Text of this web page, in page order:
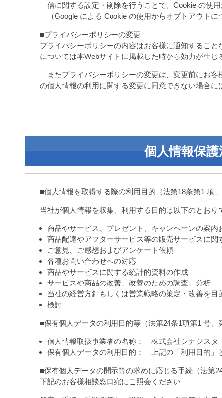
信に関する設定・削除を行うことで、Cookie の使
（Google による Cookie の使用からオプトアウト
■プライバシーポリシーの変更
プライバシーポリシーの内容はお客様に通知するこ
については本Webサイトに掲載した時から効力が生じ
またプライバシーポリシーの変更は、変更前にお客
の個人情報の利用に関する変更に同意できない場合
個人情報保
■個人情報を取得する際の利用目的（法第18条第1 項
当社が個人情報を収集、利用する目的は以下のとおり
商品やサービス、プレゼント、キャンペーンの案内
商品配達やアフターサービス等の販売サービスに関
ご意見、ご感想およびアンケート依頼
各種お問い合わせへの対応
商品やサービスに関する統計的資料の作成
サービスや商品の改善、改善のための調査、分析
当社の経営方針もしくは営業戦略の策定・改善を目
検討
■保有個人データの利用目的等（法第24条1項第1 号、
個人情報取扱事業者の名称： 株式会社シナジスタ
保有個人データの利用目的： 上記の「利用目的」
■保有個人データの開示等の求めに応じる手続（法第
下記のお客様相談窓口宛にご照会ください